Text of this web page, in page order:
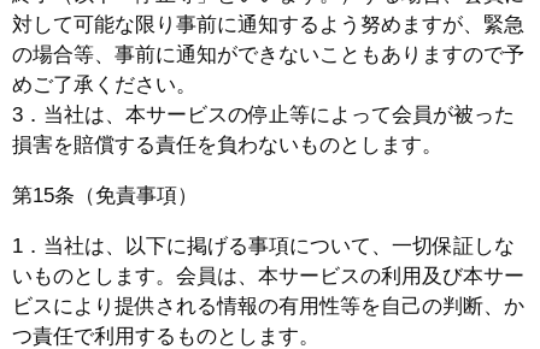
対して可能な限り事前に通知するよう努めますが、緊急
の場合等、事前に通知ができないこともありますので予
めご了承ください。
3．当社は、本サービスの停止等によって会員が被った
損害を賠償する責任を負わないものとします。
第15条（免責事項）
1．当社は、以下に掲げる事項について、一切保証しな
いものとします。会員は、本サービスの利用及び本サー
ビスにより提供される情報の有用性等を自己の判断、か
つ責任で利用するものとします。